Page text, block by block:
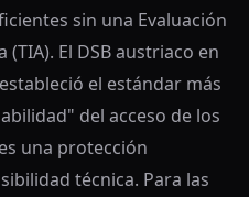
sin una Evaluación
El DSB austriaco en
el estándar más
del acceso de los
una protección
técnica. Para las